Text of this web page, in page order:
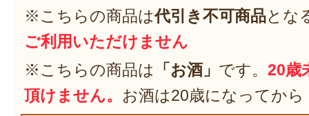
※こちらの商品は代引き不可商品とな
ご利用いただけません
※こちらの商品は
「お酒」 です。 20歳
頂けません。 お酒は20歳になってから